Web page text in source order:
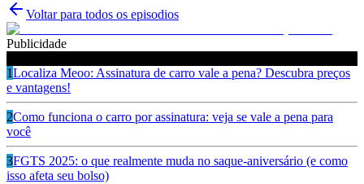
Voltar para todos os episodios
Publicidade
1Localiza Meoo: Assinatura de carro vale a pena? Descubra preços
e vantagens!
2Como funciona o carro por assinatura: veja se vale a pena para
você
3FGTS 2025: o que realmente muda no saque-aniversário (e como
isso afeta seu bolso)